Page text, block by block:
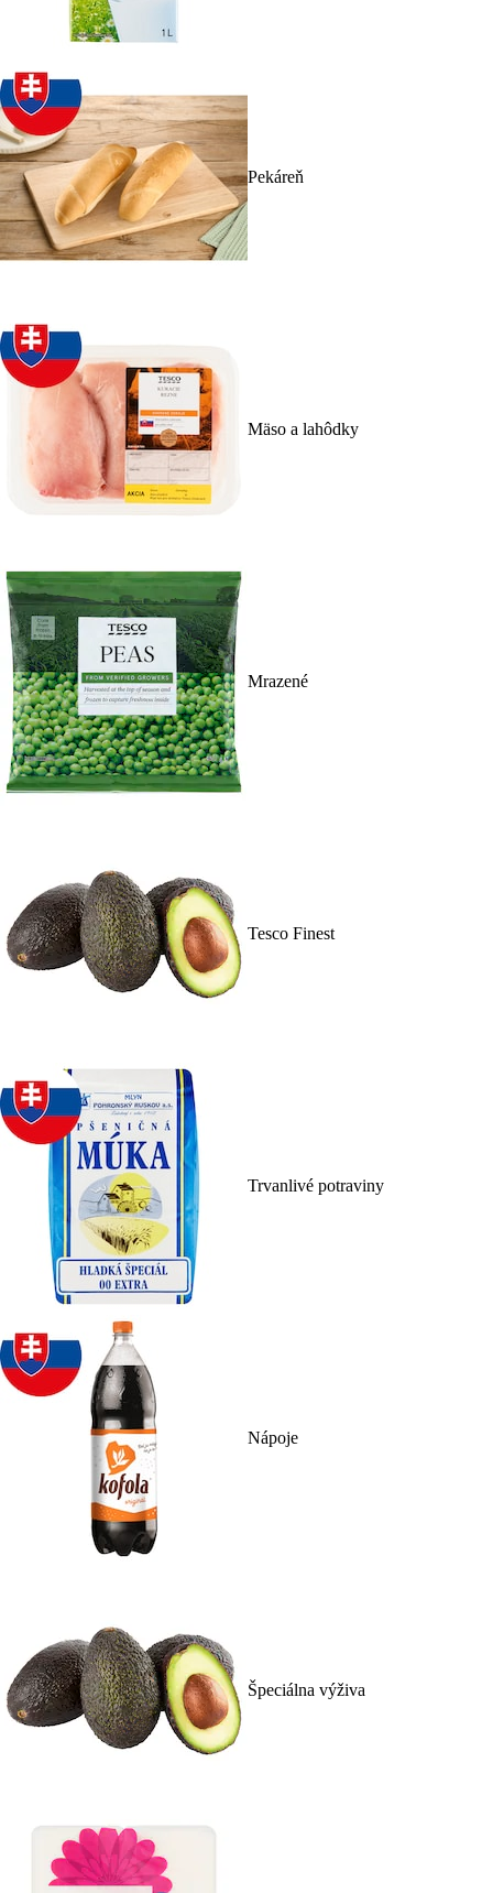
Pekáreň
Mäso a lahôdky
Mrazené
Tesco Finest
Trvanlivé potraviny
Nápoje
Špeciálna výživa